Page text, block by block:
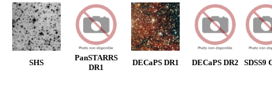
SHS
PanSTARRS
DR1
DECaPS DR1 DECaPS DR2 SDSS9